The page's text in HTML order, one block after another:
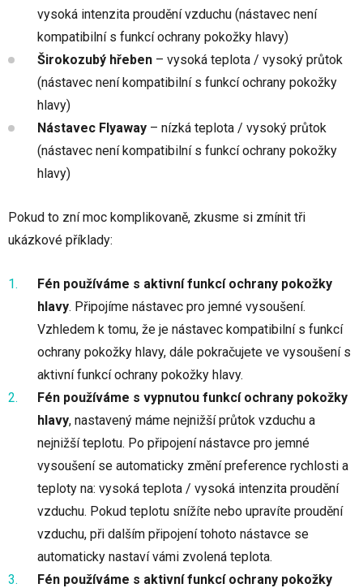
vysoká intenzita proudění vzduchu (nástavec není
kompatibilní s funkcí ochrany pokožky hlavy)
Širokozubý hřeben – vysoká teplota / vysoký průtok
(nástavec není kompatibilní s funkcí ochrany pokožky
hlavy)
Nástavec Flyaway – nízká teplota / vysoký průtok
(nástavec není kompatibilní s funkcí ochrany pokožky
hlavy)
Pokud to zní moc komplikovaně, zkusme si zmínit tři
ukázkové příklady:
Fén používáme s aktivní funkcí ochrany pokožky
hlavy. Připojíme nástavec pro jemné vysoušení.
Vzhledem k tomu, že je nástavec kompatibilní s funkcí
ochrany pokožky hlavy, dále pokračujete ve vysoušení s
aktivní funkcí ochrany pokožky hlavy.
Fén používáme s vypnutou funkcí ochrany pokožky
hlavy, nastavený máme nejnižší průtok vzduchu a
nejnižší teplotu. Po připojení nástavce pro jemné
vysoušení se automaticky změní preference rychlosti a
teploty na: vysoká teplota / vysoká intenzita proudění
vzduchu. Pokud teplotu snížíte nebo upravíte proudění
vzduchu, při dalším připojení tohoto nástavce se
automaticky nastaví vámi zvolená teplota.
Fén používáme s aktivní funkcí ochrany pokožky